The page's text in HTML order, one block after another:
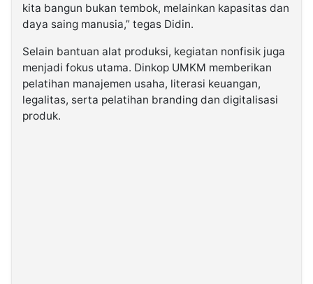
kita bangun bukan tembok, melainkan kapasitas dan
daya saing manusia,” tegas Didin.
Selain bantuan alat produksi, kegiatan nonfisik juga
menjadi fokus utama. Dinkop UMKM memberikan
pelatihan manajemen usaha, literasi keuangan,
legalitas, serta pelatihan branding dan digitalisasi
produk.